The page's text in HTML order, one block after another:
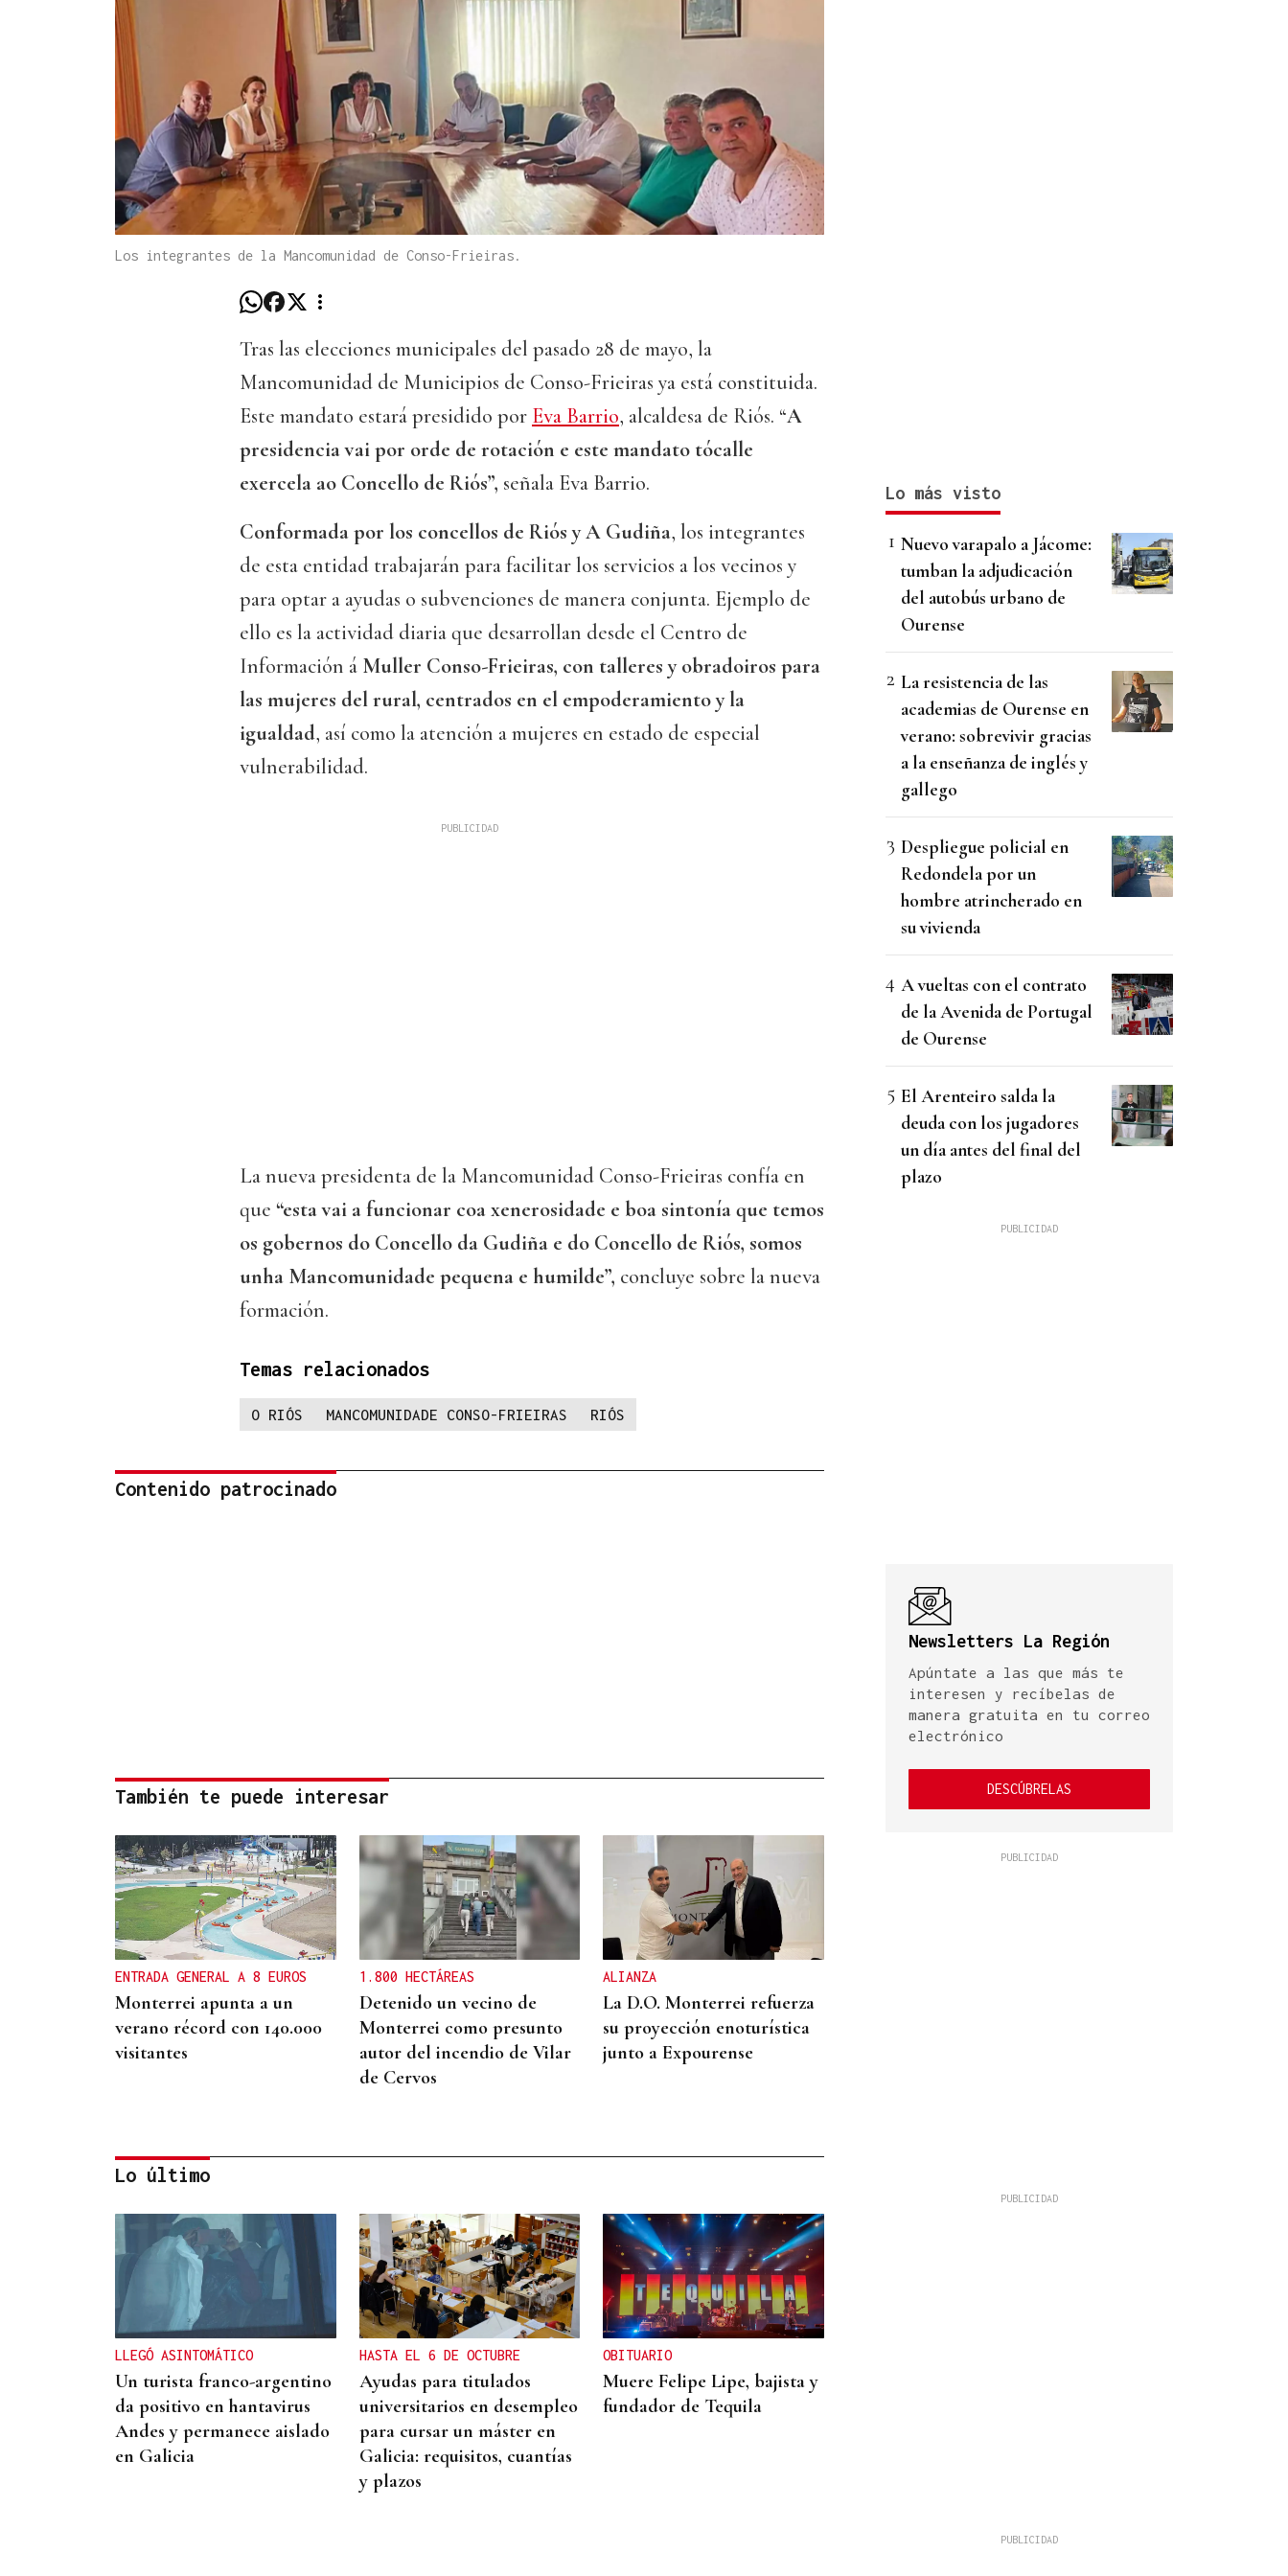
Los integrantes de la Mancomunidad de Conso-Frieiras.
Tras las elecciones municipales del pasado 28 de mayo, la
Mancomunidad de Municipios de Conso-Frieiras ya está constituida.
Este mandato estará presidido por Eva Barrio, alcaldesa de Riós. “A
presidencia vai por orde de rotación e este mandato tócalle
exercela ao Concello de Riós”, señala Eva Barrio.
Conformada por los concellos de Riós y A Gudiña, los integrantes
de esta entidad trabajarán para facilitar los servicios a los vecinos y
para optar a ayudas o subvenciones de manera conjunta. Ejemplo de
ello es la actividad diaria que desarrollan desde el Centro de
Información á Muller Conso-Frieiras, con talleres y obradoiros para
las mujeres del rural, centrados en el empoderamiento y la
igualdad, así como la atención a mujeres en estado de especial
vulnerabilidad.
La nueva presidenta de la Mancomunidad Conso-Frieiras confía en
que “esta vai a funcionar coa xenerosidade e boa sintonía que temos
os gobernos do Concello da Gudiña e do Concello de Riós, somos
unha Mancomunidade pequena e humilde”, concluye sobre la nueva
formación.
Temas relacionados
O RIÓS MANCOMUNIDADE CONSO-FRIEIRAS RIÓS
Contenido patrocinado
También te puede interesar
ENTRADA GENERAL A 8 EUROS
Monterrei apunta a un
verano récord con 140.000
visitantes
1.800 HECTÁREAS
Detenido un vecino de
Monterrei como presunto
autor del incendio de Vilar
de Cervos
ALIANZA
La D.O. Monterrei refuerza
su proyección enoturística
junto a Expourense
MERCADO DE INTERÉS
La D.O. Monterrei luce 45
vinos en Santander
Lo último
LLEGÓ ASINTOMÁTICO
Un turista franco-argentino
da positivo en hantavirus
Andes y permanece aislado
en Galicia
HASTA EL 6 DE OCTUBRE
Ayudas para titulados
universitarios en desempleo
para cursar un máster en
Galicia: requisitos, cuantías
y plazos
OBITUARIO
Muere Felipe Lipe, bajista y
fundador de Tequila
Lo más visto
Nuevo varapalo a Jácome:
tumban la adjudicación
del autobús urbano de
Ourense
La resistencia de las
academias de Ourense en
verano: sobrevivir gracias
a la enseñanza de inglés y
gallego
Despliegue policial en
Redondela por un
hombre atrincherado en
su vivienda
A vueltas con el contrato
de la Avenida de Portugal
de Ourense
El Arenteiro salda la
deuda con los jugadores
un día antes del final del
plazo
Newsletters La Región
Apúntate a las que más te
interesen y recíbelas de
manera gratuita en tu correo
electrónico
DESCÚBRELAS